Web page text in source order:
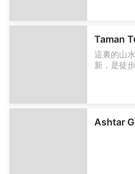
地方。遊
統服飾、
Taman
這裏的山
新，是徒
Ashtar